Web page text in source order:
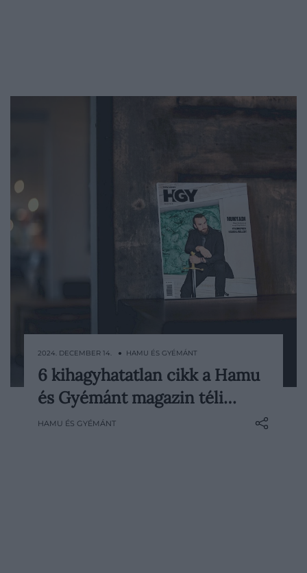
Hogyan készült 2025 sokak által várt hazai
tévésorozata, a Hunyadi? Miként
formálnak minket a korábbi nemzedékek
2024. DECEMBER 14. ● HAMU ÉS GYÉMÁNT
6 kihagyhatatlan cikk a Hamu
és Gyémánt magazin téli…
HAMU ÉS GYÉMÁNT